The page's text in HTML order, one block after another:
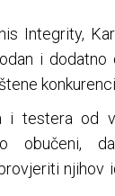
Integrity,
i dodatno
testera od
obučeni,
njihov